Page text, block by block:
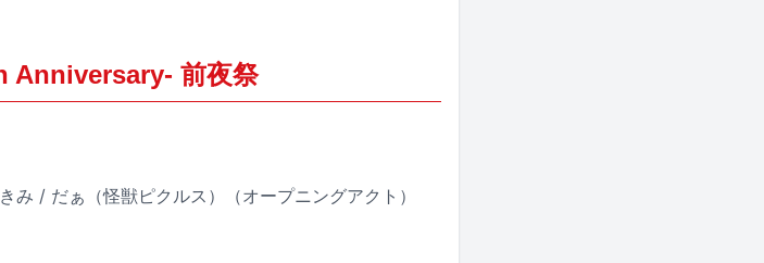
Anniversary- 前夜祭
み / だぁ（怪獣ピクルス）（オープニングアクト）